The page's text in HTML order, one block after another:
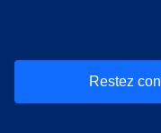
Restez